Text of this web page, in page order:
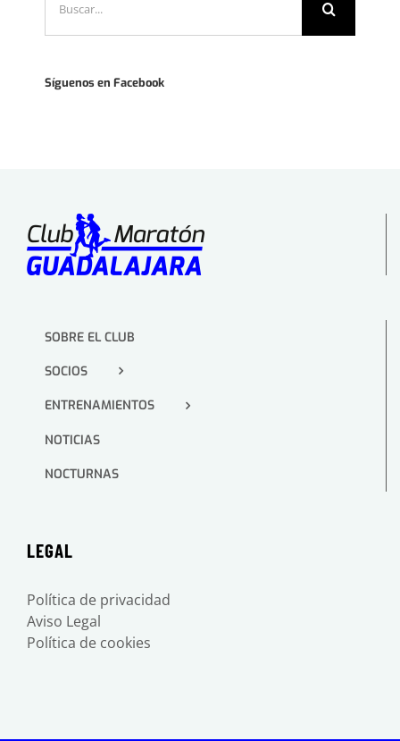
Síguenos en Facebook
SOBRE EL CLUB
SOCIOS
ENTRENAMIENTOS
NOTICIAS
NOCTURNAS
LEGAL
Política de privacidad
Aviso Legal
Política de cookies